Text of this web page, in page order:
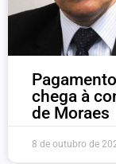
chega à
de Moraes
8 de outubro de